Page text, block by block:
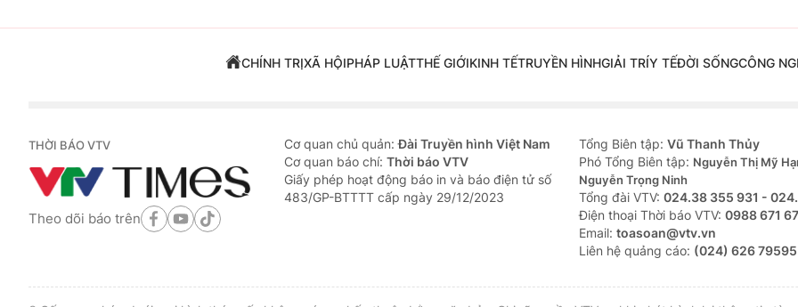
CHÍNH TRỊXÃ HỘIPHÁP LUẬTTHẾ GIỚIKINH TẾTRUYỀN HÌNHGIẢI TRÍY TẾĐỜI SỐNGCÔNG
THỜI BÁO VTV
Theo dõi báo trên
Cơ quan chủ quản:Đài Truyền hình Việt Nam
Cơ quan báo chí: Thời báo VTV
Giấy phép hoạt động báo in và báo điện tử số
483/GP-BTTTT cấp ngày 29/12/2023
Tổng Biên tập: Vũ Thanh Thủy
Phó Tổng Biên tập: Nguyễn Thị Mỹ
Nguyễn Trọng Ninh
Tổng đài VTV: 024.38 355 931 -
Ðiện thoại Thời báo VTV: 0988 671
Email: toasoan@vtv.vn
Liên hệ quảng cáo: (024) 626 79595